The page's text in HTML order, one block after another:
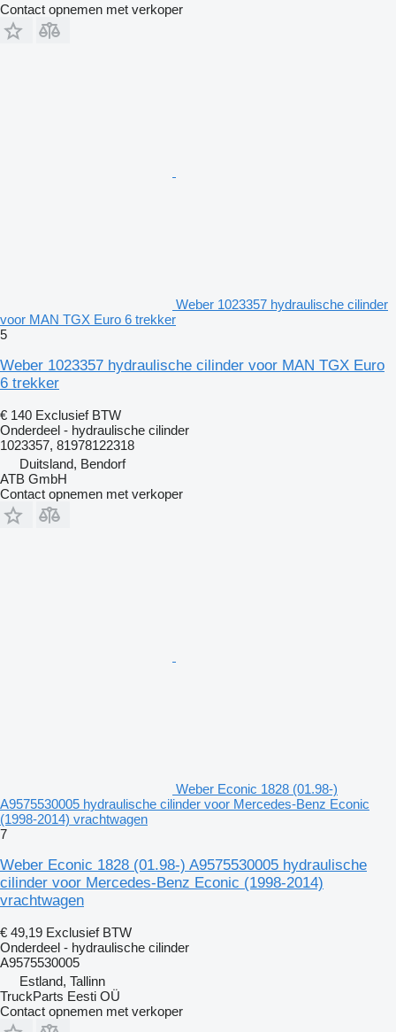
Contact opnemen met verkoper
Weber 1023357 hydraulische cilinder
voor MAN TGX Euro 6 trekker
5
Weber 1023357 hydraulische cilinder voor MAN TGX Euro
6 trekker
€ 140 Exclusief BTW
Onderdeel - hydraulische cilinder
1023357, 81978122318
Duitsland, Bendorf
ATB GmbH
Contact opnemen met verkoper
Weber Econic 1828 (01.98-)
A9575530005 hydraulische cilinder voor Mercedes-Benz Econic
(1998-2014) vrachtwagen
7
Weber Econic 1828 (01.98-) A9575530005 hydraulische
cilinder voor Mercedes-Benz Econic (1998-2014)
vrachtwagen
€ 49,19 Exclusief BTW
Onderdeel - hydraulische cilinder
A9575530005
Estland, Tallinn
TruckParts Eesti OÜ
Contact opnemen met verkoper